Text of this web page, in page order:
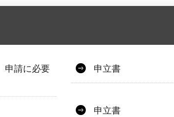
申請に必要
申立書
申立書